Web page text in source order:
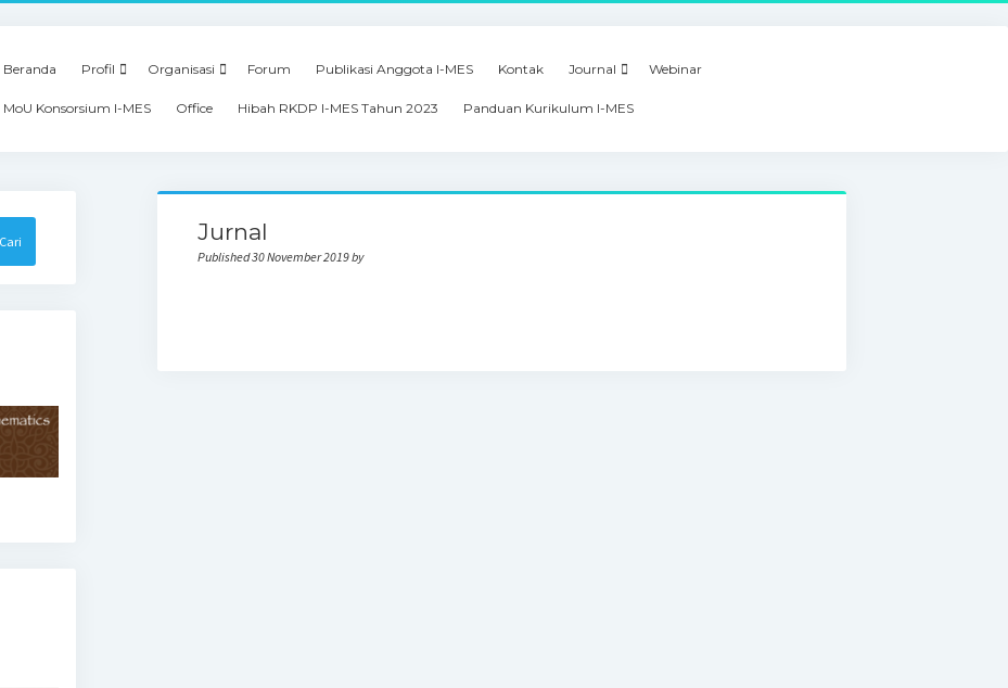
Beranda Profil Organisasi Forum Publikasi Anggota I-MES Kontak Journal Webinar
MoU Konsorsium I-MES Office Hibah RKDP I-MES Tahun 2023 Panduan Kurikulum I-MES
Jurnal
Published 30 November 2019 by